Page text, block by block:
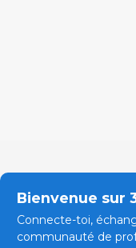
Bienvenue sur
Connecte-toi,
communauté de